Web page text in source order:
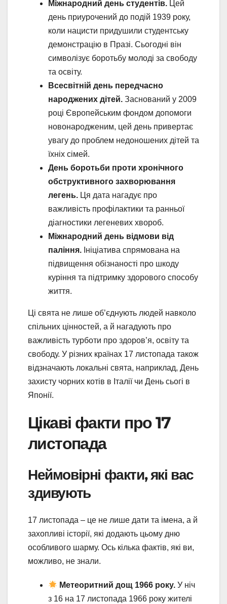
Міжнародний день студентів. Цей
день приурочений до подій 1939 року,
коли нацисти придушили студентську
демонстрацію в Празі. Сьогодні він
символізує боротьбу молоді за свободу
та освіту.
Всесвітній день передчасно
народжених дітей. Заснований у 2009
році Європейським фондом допомоги
новонародженим, цей день привертає
увагу до проблем недоношених дітей та
їхніх сімей.
День боротьби проти хронічного
обструктивного захворювання
легень. Ця дата нагадує про
важливість профілактики та ранньої
діагностики легеневих хвороб.
Міжнародний день відмови від
паління. Ініціатива спрямована на
підвищення обізнаності про шкоду
куріння та підтримку здорового способу
життя.
Ці свята не лише об’єднують людей навколо
спільних цінностей, а й нагадують про
важливість турботи про здоров’я, освіту та
свободу. У різних країнах 17 листопада також
відзначають локальні свята, наприклад, День
захисту чорних котів в Італії чи День сьогі в
Японії.
Цікаві факти про 17
листопада
Неймовірні факти, які вас
здивують
17 листопада – це не лише дати та імена, а й
захопливі історії, які додають цьому дню
особливого шарму. Ось кілька фактів, які ви,
можливо, не знали.
Метеоритний дощ 1966 року. У ніч
з 16 на 17 листопада 1966 року жителі